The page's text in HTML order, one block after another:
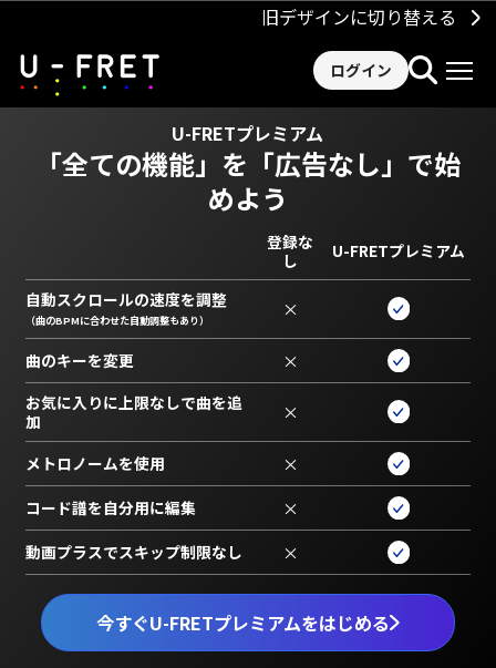
旧デザインに切り替える
ログイン
U-FRETプレミアム
「全ての機能」を 「広告なし」で始
めよう
今すぐU-FRETプレミアムをはじめる
登録な
し
U-FRETプレミアム
自動スクロールの速度を調整
（曲のBPMに合わせた自動調整もあり） ×
曲のキーを変更 ×
お気に入りに上限なしで曲を追
加
×
メトロノームを使用 ×
コード譜を自分用に編集 ×
動画プラスでスキップ制限なし ×